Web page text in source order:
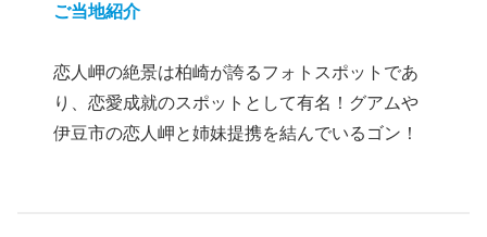
ご当地紹介
恋人岬の絶景は柏崎が誇るフォトスポットであ
り、恋愛成就のスポットとして有名！グアムや
伊豆市の恋人岬と姉妹提携を結んでいるゴン！